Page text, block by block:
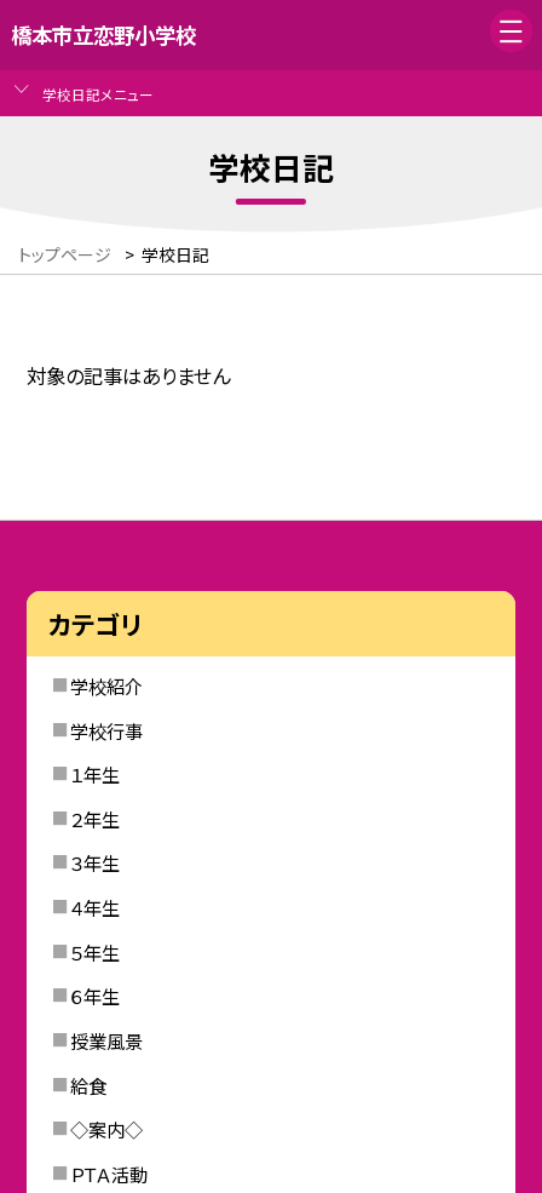
橋本市立恋野小学校
学校日記メニュー
学校日記
トップページ > 学校日記
対象の記事はありません
カテゴリ
学校紹介
学校行事
１年生
２年生
３年生
４年生
５年生
６年生
授業風景
給食
◇案内◇
ＰＴＡ活動